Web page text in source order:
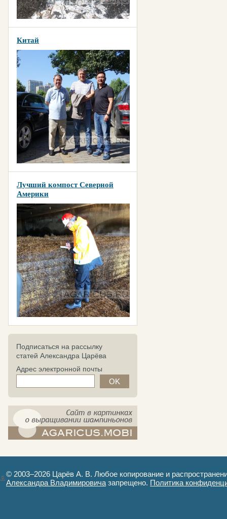
Китай
Лучший компост Северной
Америки
Подписаться на рассылку
статей Александра Царёва
Адрес электронной почты
© 2003–2026 Царёв А. В. Любое копирование и
Александра Владимировича запрещено. Политика
Авторизация